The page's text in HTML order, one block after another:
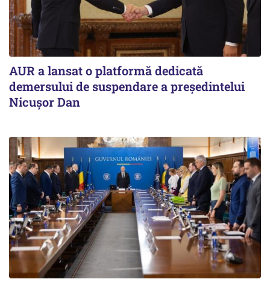
AUR a lansat o platformă dedicată
demersului de suspendare a președintelui
Nicușor Dan